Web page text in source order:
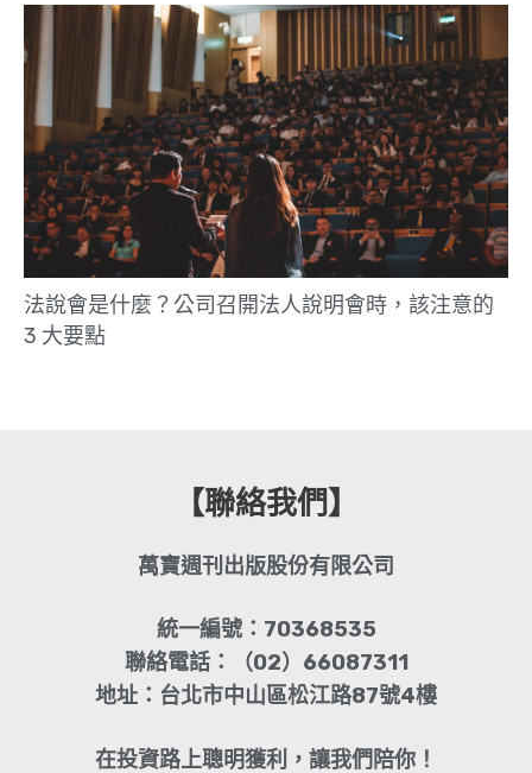
法說會是什麼？公司召開法人說明會時，該注意的
3 大要點
【聯絡我們】
萬寶週刊出版股份有限公司
統一編號：70368535
聯絡電話：（02）66087311
地址：台北市中山區松江路87號4樓
在投資路上聰明獲利，讓我們陪你！